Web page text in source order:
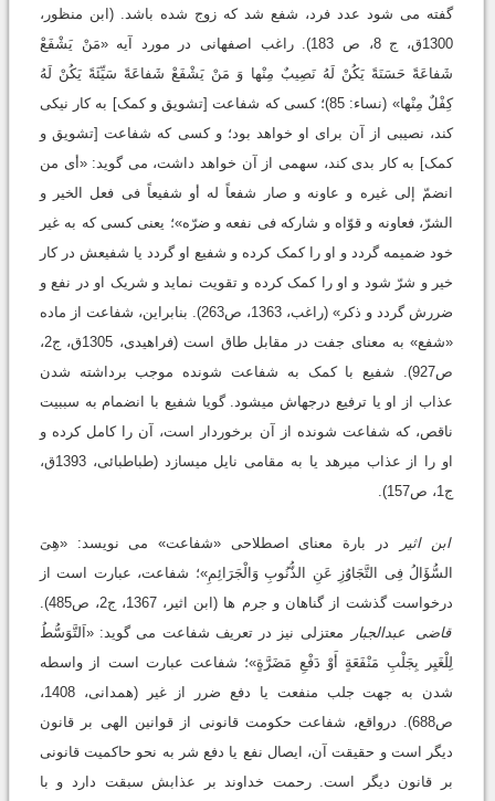
گفته می شود عدد فرد، شفع شد که زوج شده باشد. (ابن منظور،
1300ق، ج 8، ص 183). راغب اصفهانی در مورد آیه «مَنْ یَشْفَعْ
شَفاعَةً حَسَنَةً یَکُنْ لَهُ نَصِیبٌ مِنْها وَ مَنْ یَشْفَعْ شَفاعَةً سَیِّئَةً یَکُنْ لَهُ
کِفْلٌ مِنْها» (نساء: 85)؛ کسی که شفاعت [تشویق و کمک] به کار نیکی
کند، نصیبی از آن برای او خواهد بود؛ و کسی که شفاعت [تشویق و
کمک] به کار بدی کند، سهمی از آن خواهد داشت، می گوید: «أی من
انضمّ إلی غیره و عاونه و صار شفعاً له أو شفیعاً فی فعل الخیر و
الشرّ، فعاونه و قوّاه و شارکه فی نفعه و ضرّه»؛ یعنی کسی که به غیر
خود ضمیمه گردد و او را کمک کرده و شفیع او گردد یا شفیعش در کار
خیر و شرّ شود و او را کمک کرده و تقویت نماید و شریک او در نفع و
ضررش گردد و ذکر» (راغب، 1363، ص263). بنابراین، شفاعت از ماده
«شفع» به معنای جفت در مقابل طاق است (فراهیدى، 1305ق، ج2،
ص927). شفیع با کمک به شفاعت شونده موجب برداشته شدن
عذاب از او یا ترفیع درجه‏اش می‏شود. گویا شفیع با انضمام به سببیت
ناقص، که شفاعت شونده از آن برخوردار است، آن را کامل کرده و
او را از عذاب می‏رهد یا به مقامی نایل می‏سازد (طباطبائى، 1393ق،
ج1، ص157).
ابن اثیر
در بارة معنای اصطلاحی «شفاعت» می نویسد: «هِیَ
السُّؤَالُ فِی التَّجَاوُزِ عَنِ الذُّنُوبِ وَالْجَرَائِمِ»؛ شفاعت، عبارت است از
درخواست گذشت از گناهان و جرم ها (ابن اثیر، 1367، ج2، ص485).
قاضی
عبدالجبار
معتزلی نیز در تعریف شفاعت می گوید: «اَلتَّوَسُّطُ
لِلْغَیِر بِجَلْبِ مَنْفَعَةٍ أَوْ دَفْعِ مَضَرَّةٍ»؛ شفاعت عبارت است از واسطه
شدن به جهت جلب منفعت یا دفع ضرر از غیر (همدانی، 1408،
ص688). درواقع، شفاعت حکومت قانونی از قوانین الهی بر قانون
دیگر است و حقیقت آن، ایصال نفع یا دفع شر به نحو حاکمیت قانونی
بر قانون دیگر است. رحمت خداوند بر عذابش سبقت دارد و با